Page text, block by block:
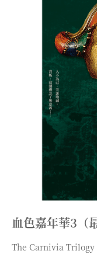
血色嘉年華3（
The Carnivia